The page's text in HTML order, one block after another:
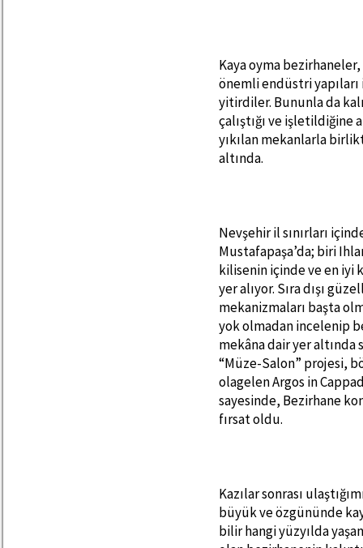
Kaya oyma
önemli endüstri
yitirdiler. Bununla da
çalıştığı ve
yıkılan mekanlarla
altında.
Nevşehir il sınırları
Mustafapaşa’da; biri
kilisenin içinde ve en iyi
yer alıyor. Sıra dışı
mekanizmaları başta
yok olmadan incelenip
mekâna dair yer altında
“Müze-Salon” projesi,
olagelen Argos in
sayesinde, Bezirhane
fırsat oldu.
Kazılar sonrası
büyük ve özgününde
bilir hangi yüzyılda